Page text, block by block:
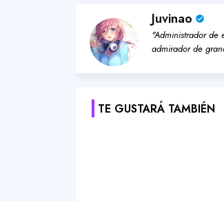
Juvinao
"Administrador
admirador de
TE GUSTARÁ TAMBIÉN